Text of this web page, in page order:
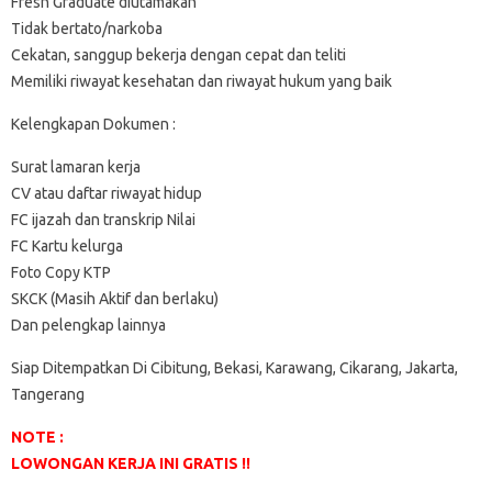
Tidak bertato/narkoba
Cekatan, sanggup bekerja dengan cepat dan teliti
Memiliki riwayat kesehatan dan riwayat hukum yang baik
Kelengkapan Dokumen :
Surat lamaran kerja
CV atau daftar riwayat hidup
FC ijazah dan transkrip Nilai
FC Kartu kelurga
Foto Copy KTP
SKCK (Masih Aktif dan berlaku)
Dan pelengkap lainnya
Siap Ditempatkan Di Cibitung, Bekasi, Karawang, Cikarang, Jakarta,
Tangerang
NOTE :
LOWONGAN KERJA INI GRATIS !!